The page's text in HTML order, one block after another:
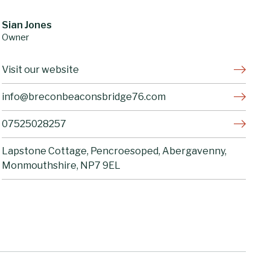
Sian Jones
Owner
Visit our website
info@breconbeaconsbridge76.com
07525028257
Lapstone Cottage, Pencroesoped, Abergavenny,
Monmouthshire, NP7 9EL